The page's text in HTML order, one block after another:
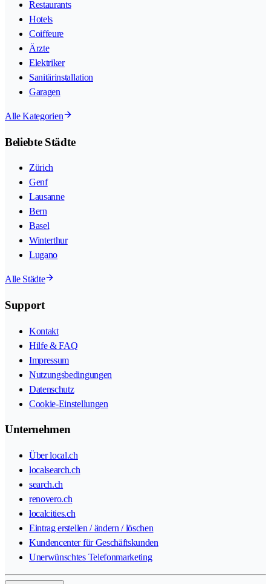
Restaurants
Hotels
Coiffeure
Ärzte
Elektriker
Sanitärinstallation
Garagen
Alle Kategorien
Beliebte Städte
Zürich
Genf
Lausanne
Bern
Basel
Winterthur
Lugano
Alle Städte
Support
Kontakt
Hilfe & FAQ
Impressum
Nutzungsbedingungen
Datenschutz
Cookie-Einstellungen
Unternehmen
Über local.ch
localsearch.ch
search.ch
renovero.ch
localcities.ch
Eintrag erstellen / ändern / löschen
Kundencenter für Geschäftskunden
Unerwünschtes Telefonmarketing